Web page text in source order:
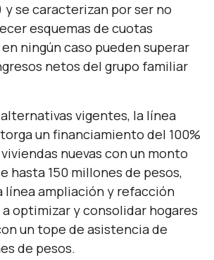
y se caracterizan por ser no
esquemas de cuotas
ningún caso pueden superar
netos del grupo familiar
vigentes, la línea
un financiamiento del 100%
nuevas con un monto
hasta 150 millones de pesos,
línea ampliación y refacción
optimizar y consolidar hogares
un tope de asistencia de
de pesos.